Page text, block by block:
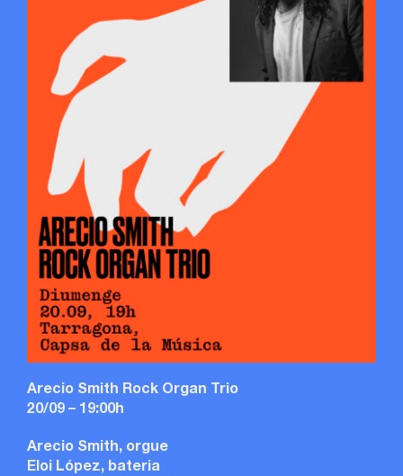
Arecio Smith Rock Organ Trio
20/09 – 19:00h
Arecio Smith, orgue
Eloi López, bateria